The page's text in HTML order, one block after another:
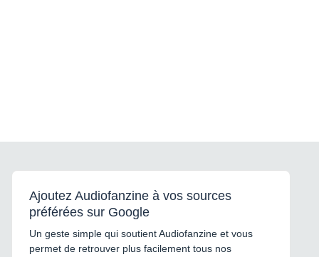
Ajoutez Audiofanzine à vos sources
préférées sur Google
Un geste simple qui soutient Audiofanzine et vous
permet de retrouver plus facilement tous nos